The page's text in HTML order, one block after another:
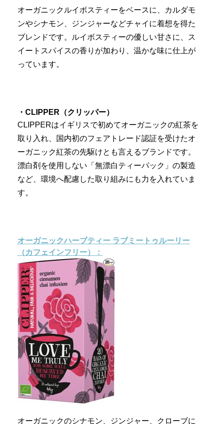
オーガニックルイボスティーをベースに、カルダモ
ンやシナモン、ジンジャーなどチャイに着想を得た
ブレンドです。ルイボスティーの優しい甘さに、ス
イートスパイスの香りが加わり、温かな味に仕上が
っています。
・CLIPPER （クリッパー）
CLIPPERはイギリスで初めてオーガニックの紅茶を
取り入れ、国内初のフェアトレード認証を受けたオ
ーガニック紅茶の先駆けとも言えるブランドです。
漂白剤を使用しない「無漂白ティーパック」の製造
など、環境へ配慮した取り組みにも力を入れていま
す。
オーガニックハーブティー ラブミートゥルーリー
（カフェインフリー）：
オーガニックのシナモン、ジンジャー、クローブに